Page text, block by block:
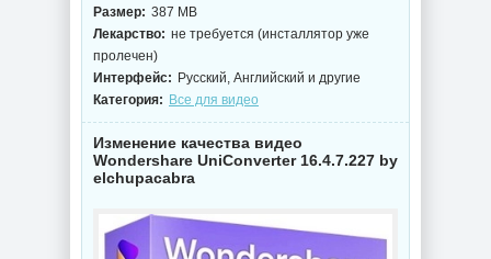
Размер: 387 MB
Лекарство: не требуется (инсталлятор уже
пролечен)
Интерфейс: Русский, Английский и другие
Категория: Все для видео
Изменение качества видео
Wondershare UniConverter 16.4.7.227 by
elchupacabra